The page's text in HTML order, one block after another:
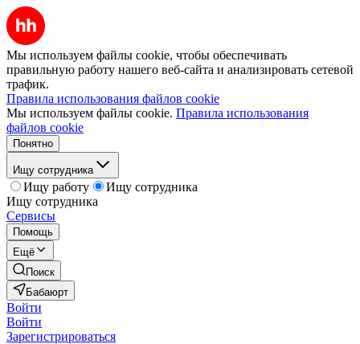
Мы используем файлы cookie, чтобы обеспечивать
правильную работу нашего веб-сайта и анализировать сетевой
трафик.
Правила использования файлов cookie
Мы используем файлы cookie. Правила использования
файлов cookie
Понятно
Ищу сотрудника
Ищу работу
Ищу сотрудника
Ищу сотрудника
Сервисы
Помощь
Ещё
Поиск
Бабаюрт
Войти
Войти
Зарегистрироваться